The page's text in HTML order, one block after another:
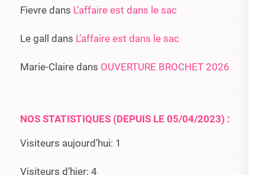
Fievre dans L’affaire est dans le sac
Le gall dans L’affaire est dans le sac
Marie-Claire dans OUVERTURE BROCHET 2026
NOS STATISTIQUES (DEPUIS LE 05/04/2023) :
Visiteurs aujourd’hui: 1
Visiteurs d’hier: 4